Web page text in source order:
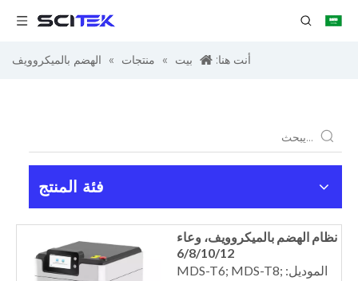
أنت هنا: بيت » منتجات » الهضم بالميكروويف
فئة المنتج
نظام الهضم بالميكروويف، وعاء
6/8/10/12
الموديل: MDS-T6; MDS-T8;